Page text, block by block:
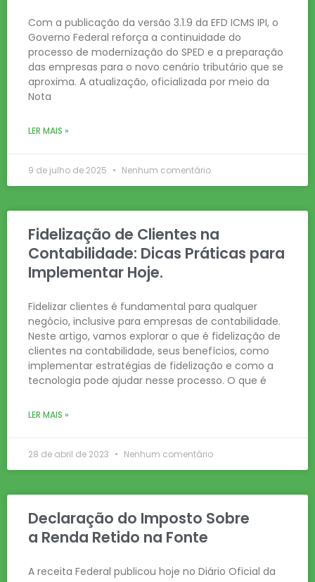
Com a publicação da versão 3.1.9 da EFD ICMS IPI, o
Governo Federal reforça a continuidade do
processo de modernização do SPED e a preparação
das empresas para o novo cenário tributário que se
aproxima. A atualização, oficializada por meio da
Nota
LER MAIS »
9 de julho de 2025 Nenhum comentário
Fidelização de Clientes na
Contabilidade: Dicas Práticas para
Implementar Hoje.
Fidelizar clientes é fundamental para qualquer
negócio, inclusive para empresas de contabilidade.
Neste artigo, vamos explorar o que é fidelização de
clientes na contabilidade, seus benefícios, como
implementar estratégias de fidelização e como a
tecnologia pode ajudar nesse processo. O que é
LER MAIS »
28 de abril de 2023 Nenhum comentário
Declaração do Imposto Sobre
a Renda Retido na Fonte
A receita Federal publicou hoje no Diário Oficial da